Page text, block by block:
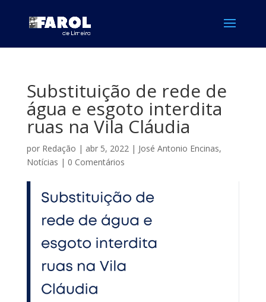
Substituição de rede de
água e esgoto interdita
ruas na Vila Cláudia
por Redação | abr 5, 2022| José Antonio Encinas,
Notícias | 0 Comentários